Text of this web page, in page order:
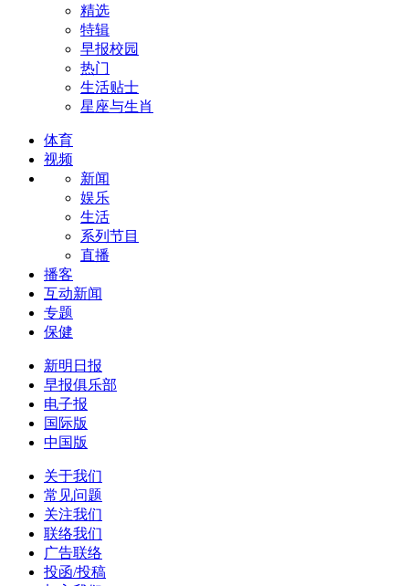
精选
特辑
早报校园
热门
生活贴士
星座与生肖
体育
视频
新闻
娱乐
生活
系列节目
直播
播客
互动新闻
专题
保健
新明日报
早报俱乐部
电子报
国际版
中国版
关于我们
常见问题
关注我们
联络我们
广告联络
投函/投稿